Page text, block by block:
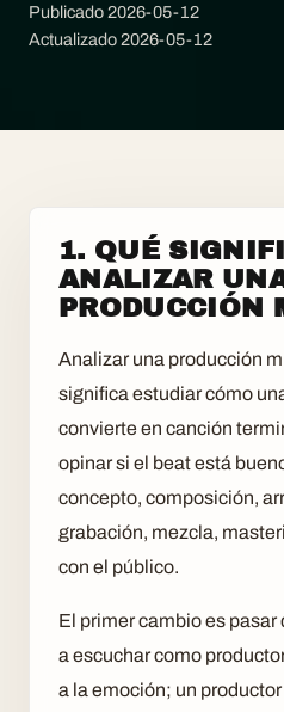
Publicado2026-05-12
Actualizado2026-05-12
1. QUÉ
ANALIZAR
PRODUCCIÓN
Analizar una producción
significa estudiar cómo
convierte en canción
opinar si el beat está
concepto, composición,
grabación, mezcla,
con el público.
El primer cambio es pasar
a escuchar como
a la emoción; un